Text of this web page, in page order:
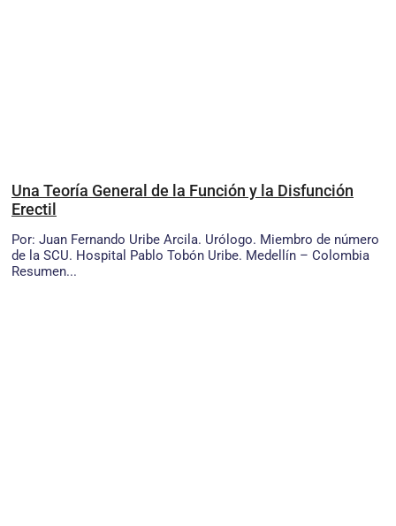
Una Teoría General de la Función y la Disfunción
Erectil
Por: Juan Fernando Uribe Arcila. Urólogo. Miembro de número
de la SCU. Hospital Pablo Tobón Uribe. Medellín – Colombia
Resumen...